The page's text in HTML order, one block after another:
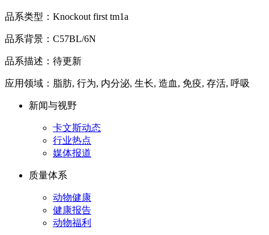
品系类型：Knockout first tm1a
品系背景：C57BL/6N
品系描述：待更新
应用领域：脂肪, 行为, 内分泌, 生长, 造血, 免疫, 存活, 呼吸
新闻与视野
卡文斯动态
行业热点
媒体报道
质量体系
动物健康
健康报告
动物福利